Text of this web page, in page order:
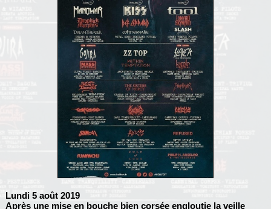
Lundi 5 août 2019
Après une mise en bouche bien corsée engloutie la veille